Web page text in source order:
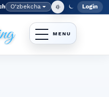
Language
O‘zbekcha Login